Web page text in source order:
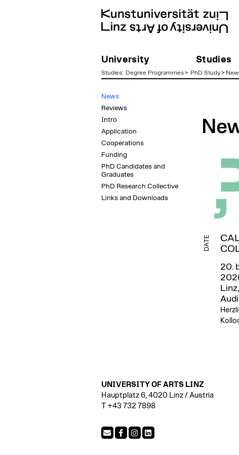
University Studies
Studies: Degree Programmes> PhD Study>
News
Reviews
Intro
Application
Cooperations
Funding
PhD Candidates and
Graduates
PhD Research Collective
Links and Downloads
DATE
20.
UNIVERSITY OF ARTS LINZ
Hauptplatz 6, 4020 Linz / Austria
T +43 732 7898